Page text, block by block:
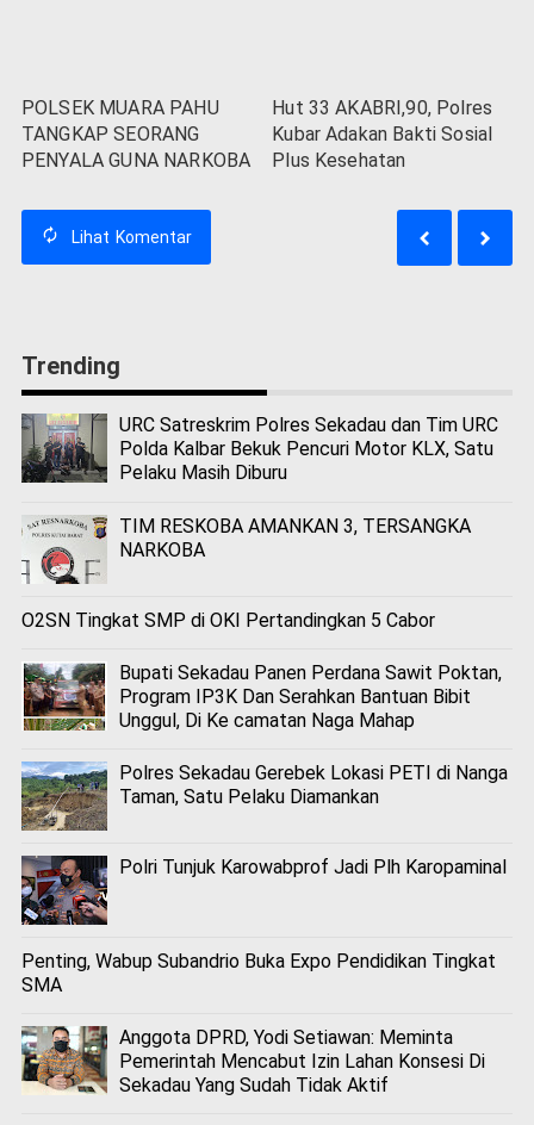
POLSEK MUARA PAHU
TANGKAP SEORANG
PENYALA GUNA NARKOBA
Hut 33 AKABRI,90, Polres
Kubar Adakan Bakti Sosial
Plus Kesehatan
Lihat Komentar
Trending
URC Satreskrim Polres Sekadau dan Tim URC
Polda Kalbar Bekuk Pencuri Motor KLX, Satu
Pelaku Masih Diburu
TIM RESKOBA AMANKAN 3, TERSANGKA
NARKOBA
O2SN Tingkat SMP di OKI Pertandingkan 5 Cabor
Bupati Sekadau Panen Perdana Sawit Poktan,
Program IP3K Dan Serahkan Bantuan Bibit
Unggul, Di Ke camatan Naga Mahap
Polres Sekadau Gerebek Lokasi PETI di Nanga
Taman, Satu Pelaku Diamankan
Polri Tunjuk Karowabprof Jadi Plh Karopaminal
Penting, Wabup Subandrio Buka Expo Pendidikan Tingkat
SMA
Anggota DPRD, Yodi Setiawan: Meminta
Pemerintah Mencabut Izin Lahan Konsesi Di
Sekadau Yang Sudah Tidak Aktif